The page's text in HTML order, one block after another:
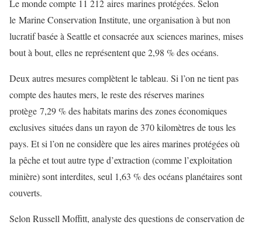
Le monde compte 11 212 aires marines protégées. Selon
le Marine Conservation Institute, une organisation à but non
lucratif basée à Seattle et consacrée aux sciences marines, mises
bout à bout, elles ne représentent que 2,98 % des océans.
Deux autres mesures complètent le tableau. Si l’on ne tient pas
compte des hautes mers, le reste des réserves marines
protège 7,29 % des habitats marins des zones économiques
exclusives situées dans un rayon de 370 kilomètres de tous les
pays. Et si l’on ne considère que les aires marines protégées où
la pêche et tout autre type d’extraction (comme l’exploitation
minière) sont interdites, seul 1,63 % des océans planétaires sont
couverts.
Selon Russell Moffitt, analyste des questions de conservation de